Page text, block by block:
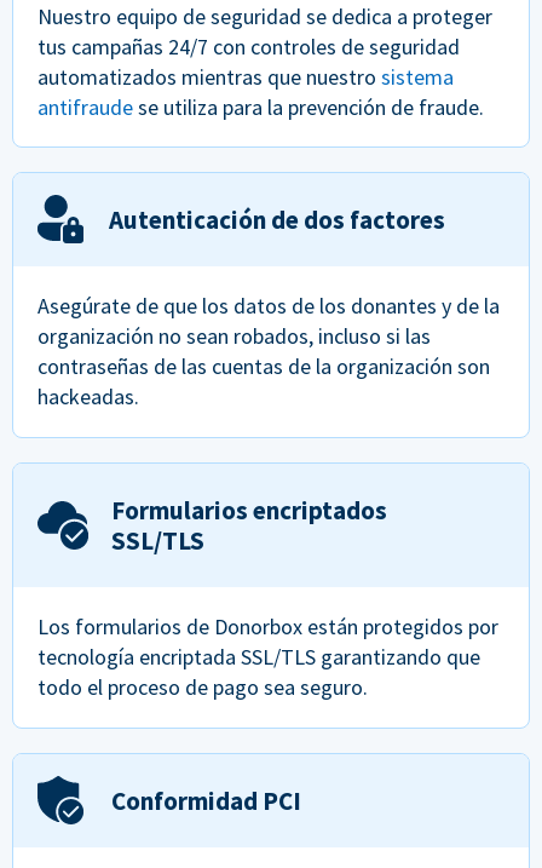
Nuestro equipo de seguridad se dedica a proteger
tus campañas 24/7 con controles de seguridad
automatizados mientras que nuestro sistema
antifraudese utiliza para la prevención de fraude.
Autenticación de dos factores
Asegúrate de que los datos de los donantes y de la
organización no sean robados, incluso si las
contraseñas de las cuentas de la organización son
hackeadas.
Formularios encriptados
SSL/TLS
Los formularios de Donorbox están protegidos por
tecnología encriptada SSL/TLS garantizando que
todo el proceso de pago sea seguro.
Conformidad PCI